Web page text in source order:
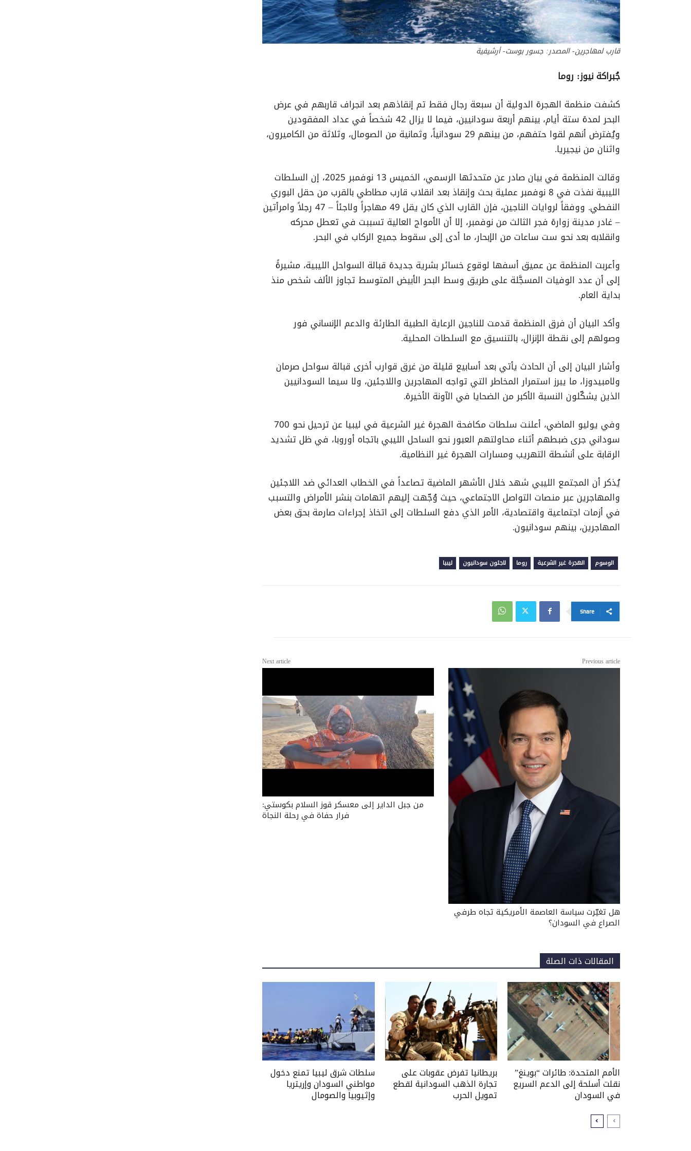
قارب لمهاجرين- المصدر: جسور بوست- أرشيفية
جُبراكة نيوز: روما
كشفت منظمة الهجرة الدولية أن سبعة رجال فقط تم إنقاذهم بعد انجراف قاربهم في عرض
البحر لمدة ستة أيام، بينهم أربعة سودانيين، فيما لا يزال 42 شخصاً في عداد المفقودين
ويُفترض أنهم لقوا حتفهم، من بينهم 29 سودانياً، وثمانية من الصومال، وثلاثة من الكاميرون،
واثنان من نيجيريا.
وقالت المنظمة في بيان صادر عن متحدثها الرسمي، الخميس 13 نوفمبر 2025، إن السلطات
الليبية نفذت في 8 نوفمبر عملية بحث وإنقاذ بعد انقلاب قارب مطاطي بالقرب من حقل البوري
النفطي. ووفقاً لروايات الناجين، فإن القارب الذي كان يقل 49 مهاجراً ولاجئاً – 47 رجلاً وامرأتين
– غادر مدينة زوارة فجر الثالث من نوفمبر، إلا أن الأمواج العالية تسببت في تعطل محركه
وانقلابه بعد نحو ست ساعات من الإبحار، ما أدى إلى سقوط جميع الركاب في البحر.
وأعربت المنظمة عن عميق أسفها لوقوع خسائر بشرية جديدة قبالة السواحل الليبية، مشيرةً
إلى أن عدد الوفيات المسجَّلة على طريق وسط البحر الأبيض المتوسط تجاوز الألف شخص منذ
بداية العام.
وأكد البيان أن فرق المنظمة قدمت للناجين الرعاية الطبية الطارئة والدعم الإنساني فور
وصولهم إلى نقطة الإنزال، بالتنسيق مع السلطات المحلية.
وأشار البيان إلى أن الحادث يأتي بعد أسابيع قليلة من غرق قوارب أخرى قبالة سواحل صرمان
ولامبيدوزا، ما يبرز استمرار المخاطر التي تواجه المهاجرين واللاجئين، ولا سيما السودانيين
الذين يشكّلون النسبة الأكبر من الضحايا في الآونة الأخيرة.
وفي يوليو الماضي، أعلنت سلطات مكافحة الهجرة غير الشرعية في ليبيا عن ترحيل نحو 700
سوداني جرى ضبطهم أثناء محاولتهم العبور نحو الساحل الليبي باتجاه أوروبا، في ظل تشديد
الرقابة على أنشطة التهريب ومسارات الهجرة غير النظامية.
يُذكر أن المجتمع الليبي شهد خلال الأشهر الماضية تصاعداً في الخطاب العدائي ضد اللاجئين
والمهاجرين عبر منصات التواصل الاجتماعي، حيث وُجّهت إليهم اتهامات بنشر الأمراض والتسبب
في أزمات اجتماعية واقتصادية، الأمر الذي دفع السلطات إلى اتخاذ إجراءات صارمة بحق بعض
المهاجرين، بينهم سودانيون.
الوسوم الهجرة غير الشرعية روما لاجئون سودانيون ليبيا
Share
Previous article
هل تغيّرت سياسة العاصمة الأمريكية تجاه طرفي
الصراع في السودان؟
Next article
من جبل الداير إلى معسكر قوز السلام بكوستي:
فرار حفاة في رحلة النجاة
المقالات ذات الصلة
الأمم المتحدة: طائرات “بوينغ”
نقلت أسلحة إلى الدعم السريع
في السودان
بريطانيا تفرض عقوبات على
تجارة الذهب السودانية لقطع
تمويل الحرب
سلطات شرق ليبيا تمنع دخول
مواطني السودان وإريتريا
وإثيوبيا والصومال